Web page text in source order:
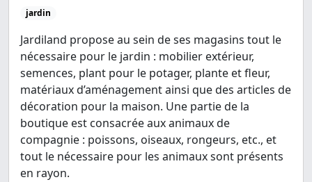
jardin
Jardiland propose au sein de ses magasins tout le
nécessaire pour le jardin : mobilier extérieur,
semences, plant pour le potager, plante et fleur,
matériaux d’aménagement ainsi que des articles de
décoration pour la maison. Une partie de la
boutique est consacrée aux animaux de
compagnie : poissons, oiseaux, rongeurs, etc., et
tout le nécessaire pour les animaux sont présents
en rayon.